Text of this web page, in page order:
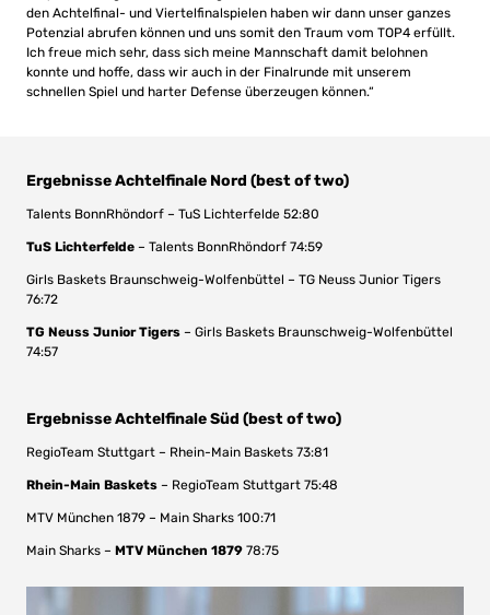
den Achtelfinal- und Viertelfinalspielen haben wir dann unser ganzes
Potenzial abrufen können und uns somit den Traum vom TOP4 erfüllt.
Ich freue mich sehr, dass sich meine Mannschaft damit belohnen
konnte und hoffe, dass wir auch in der Finalrunde mit unserem
schnellen Spiel und harter Defense überzeugen können.“
Ergebnisse Achtelfinale Nord (best of two)
Talents BonnRhöndorf – TuS Lichterfelde 52:80
TuS Lichterfelde – Talents BonnRhöndorf 74:59
Girls Baskets Braunschweig-Wolfenbüttel – TG Neuss Junior Tigers
76:72
TG Neuss Junior Tigers – Girls Baskets Braunschweig-Wolfenbüttel
74:57
Ergebnisse Achtelfinale Süd (best of two)
RegioTeam Stuttgart – Rhein-Main Baskets 73:81
Rhein-Main Baskets – RegioTeam Stuttgart 75:48
MTV München 1879 – Main Sharks 100:71
Main Sharks – MTV München 1879 78:75